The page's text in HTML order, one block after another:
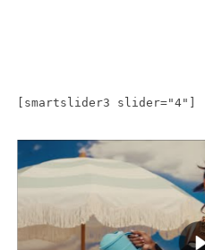
[smartslider3 slider="4"]